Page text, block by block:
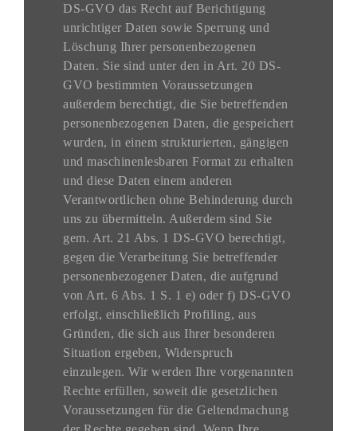
DS-GVO das Recht auf Berichtigung
unrichtiger Daten sowie Sperrung und
Löschung Ihrer personenbezogenen
Daten. Sie sind unter den in Art. 20 DS-
GVO bestimmten Voraussetzungen
außerdem berechtigt, die Sie betreffenden
personenbezogenen Daten, die gespeichert
wurden, in einem strukturierten, gängigen
und maschinenlesbaren Format zu erhalten
und diese Daten einem anderen
Verantwortlichen ohne Behinderung durch
uns zu übermitteln. Außerdem sind Sie
gem. Art. 21 Abs. 1 DS-GVO berechtigt,
gegen die Verarbeitung Sie betreffender
personenbezogener Daten, die aufgrund
von Art. 6 Abs. 1 S. 1 e) oder f) DS-GVO
erfolgt, einschließlich Profiling, aus
Gründen, die sich aus Ihrer besonderen
Situation ergeben, Widerspruch
einzulegen. Wir werden Ihre vorgenannten
Rechte erfüllen, soweit die gesetzlichen
Voraussetzungen für die Geltendmachung